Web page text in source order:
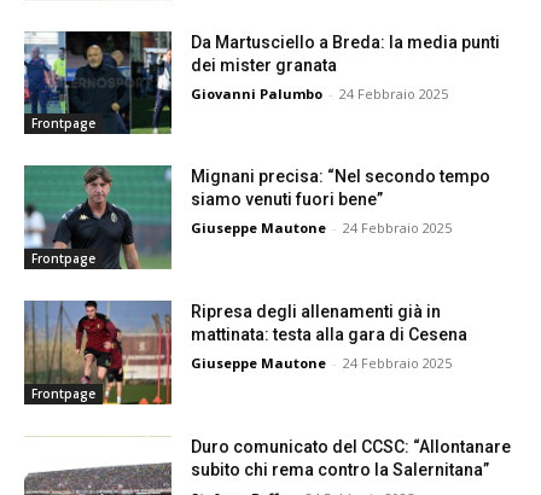
Frontpage
Da Martusciello a Breda: la media punti
dei mister granata
Giovanni Palumbo - 24 Febbraio 2025
Frontpage
Mignani precisa: “Nel secondo tempo
siamo venuti fuori bene”
Giuseppe Mautone - 24 Febbraio 2025
Frontpage
Ripresa degli allenamenti già in
mattinata: testa alla gara di Cesena
Giuseppe Mautone - 24 Febbraio 2025
Duro comunicato del CCSC: “Allontanare
subito chi rema contro la Salernitana”